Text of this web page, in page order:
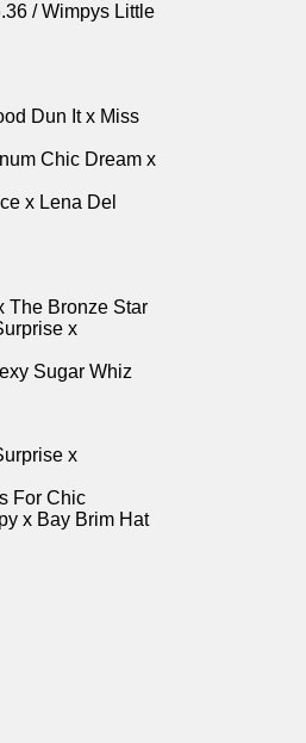
/ Wimpys Little
Dun It x Miss
Chic Dream x
x Lena Del
The Bronze Star
x
Sugar Whiz
x
For Chic
x Bay Brim Hat